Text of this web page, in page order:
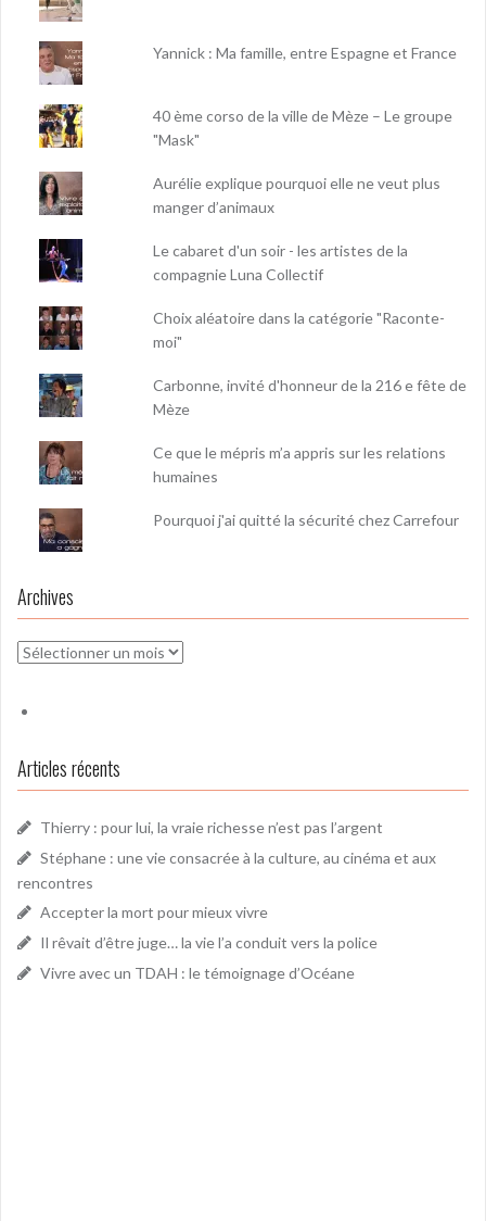
Yannick : Ma famille, entre Espagne et France
40 ème corso de la ville de Mèze – Le groupe
"Mask"
Aurélie explique pourquoi elle ne veut plus
manger d’animaux
Le cabaret d'un soir - les artistes de la
compagnie Luna Collectif
Choix aléatoire dans la catégorie "Raconte-
moi"
Carbonne, invité d'honneur de la 216 e fête de
Mèze
Ce que le mépris m’a appris sur les relations
humaines
Pourquoi j'ai quitté la sécurité chez Carrefour
Archives
Archives
Articles récents
Thierry : pour lui, la vraie richesse n’est pas l’argent
Stéphane : une vie consacrée à la culture, au cinéma et aux
rencontres
Accepter la mort pour mieux vivre
Il rêvait d’être juge… la vie l’a conduit vers la police
Vivre avec un TDAH : le témoignage d’Océane